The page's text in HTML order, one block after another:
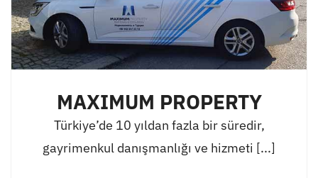
MAXIMUM PROPERTY
Türkiye’de 10 yıldan fazla bir süredir,
gayrimenkul danışmanlığı ve hizmeti [...]